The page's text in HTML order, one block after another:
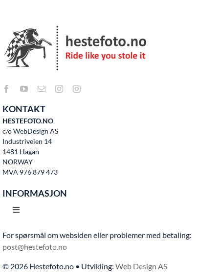
KONTAKT
HESTEFOTO.NO
c/o WebDesign AS
Industriveien 14
1481 Hagan
NORWAY
MVA 976 879 473
INFORMASJON
Toggle
Hjem
Bruksvilkår
For spørsmål om websiden eller problemer med betaling:
post@hestefoto.no
© 2026 Hestefoto.no • Utvikling: Web Design AS